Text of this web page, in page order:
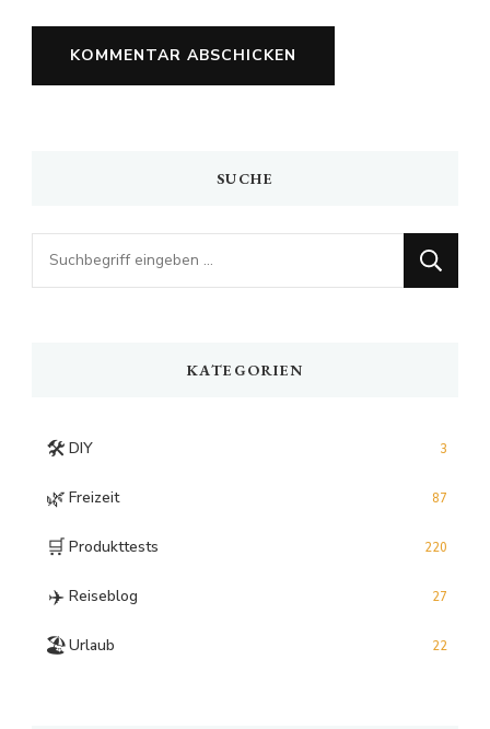
SUCHE
Looking
for
KATEGORIEN
🛠️ DIY 3
🌿 Freizeit 87
🛒 Produkttests 220
✈️ Reiseblog 27
🏖️Urlaub 22